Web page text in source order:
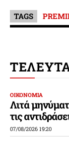
TAGS
ΟΙΚΟΝΟΜΙΑ
Λιτά
τις
07/08/2026 19:20